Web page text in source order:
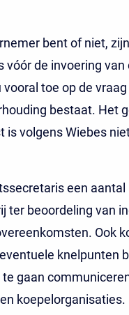
bent of niet,
vóór de invoering
toe op de
bestaat. Het
is volgens Wiebes
een
ter beoordeling van
Ook
knelpunten
gaan
koepelorganisaties.